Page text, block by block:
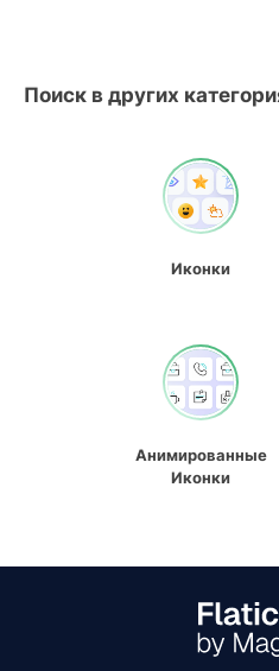
Поиск в других
Иконки
Анимированные
Иконки